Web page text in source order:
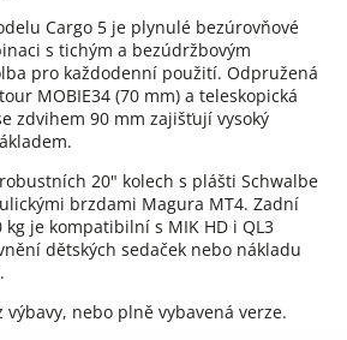
Cargo 5 je plynulé bezúrovňové
s tichým a bezúdržbovým
pro každodenní použití. Odpružená
MOBIE34 (70 mm) a teleskopická
zdvihem 90 mm zajišťují vysoký
20" kolech s plášti Schwalbe
brzdami Magura MT4. Zadní
kg je kompatibilní s MIK HD i QL3
dětských sedaček nebo nákladu
výbavy, nebo plně vybavená verze.